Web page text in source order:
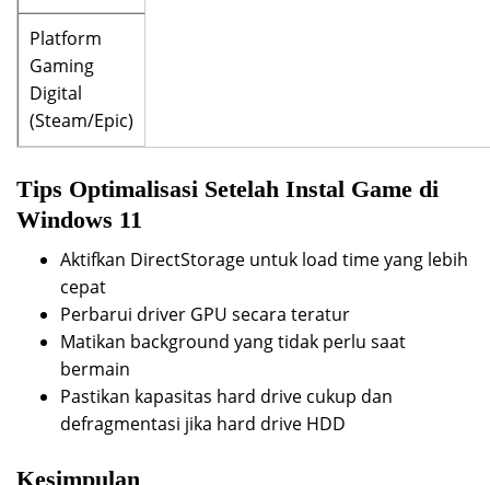
Platform
Gaming
Digital
(Steam/Epic)
Tips Optimalisasi Setelah Instal Game di
Windows 11
Aktifkan DirectStorage untuk load time yang lebih
cepat
Perbarui driver GPU secara teratur
Matikan background yang tidak perlu saat
bermain
Pastikan kapasitas hard drive cukup dan
defragmentasi jika hard drive HDD
Kesimpulan